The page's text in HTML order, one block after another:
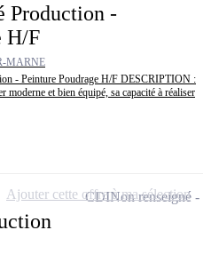
Production -
H/F
MARNE
- Peinture Poudrage H/F DESCRIPTION :
moderne et bien équipé, sa capacité à réaliser
CDINon renseigné
Ajouter cette offre à ma sélection